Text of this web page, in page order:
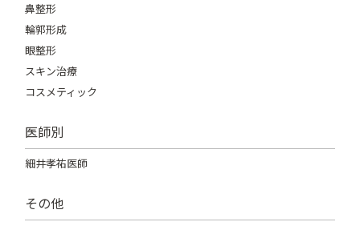
鼻整形
輪郭形成
眼整形
スキン治療
コスメティック
医師別
細井孝祐医師
その他